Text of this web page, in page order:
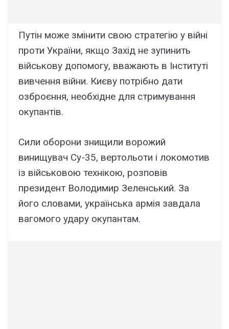
Путін може змінити свою стратегію у війні
проти України, якщо Захід не зупинить
військову допомогу, вважають в Інституті
вивчення війни. Києву потрібно дати
озброєння, необхідне для стримування
окупантів.
Сили оборони знищили ворожий
винищувач Су-35, вертольоти і локомотив
із військовою технікою, розповів
президент Володимир Зеленський. За
його словами, українська армія завдала
вагомого удару окупантам.